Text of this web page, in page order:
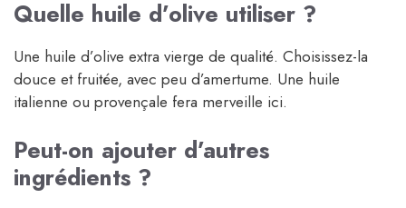
Quelle huile d’olive utiliser ?
Une huile d’olive extra vierge de qualité. Choisissez-la
douce et fruitée, avec peu d’amertume. Une huile
italienne ou provençale fera merveille ici.
Peut-on ajouter d’autres
ingrédients ?